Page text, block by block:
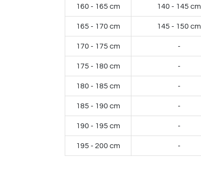
160 - 165 cm 140 - 145 cm
165 - 170 cm 145 - 150 cm
170 - 175 cm -
175 - 180 cm -
180 - 185 cm -
185 - 190 cm -
190 - 195 cm -
195 - 200 cm -